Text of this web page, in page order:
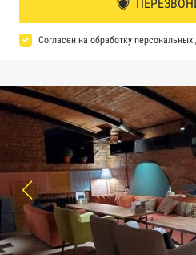
Согласен на обработку персональных